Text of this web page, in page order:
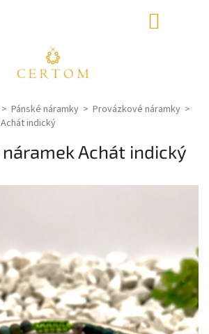
Pánské náramky
Provázkové náramky
indický
Achát indický